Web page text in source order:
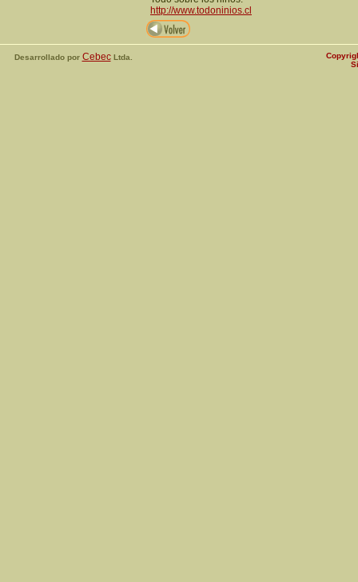
http://www.todoninios.cl
Desarrollado por CebecLtda.